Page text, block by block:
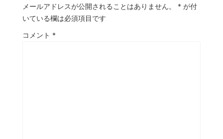
メールアドレスが公開されることはありません。 * が付
いている欄は必須項目です
コメント *